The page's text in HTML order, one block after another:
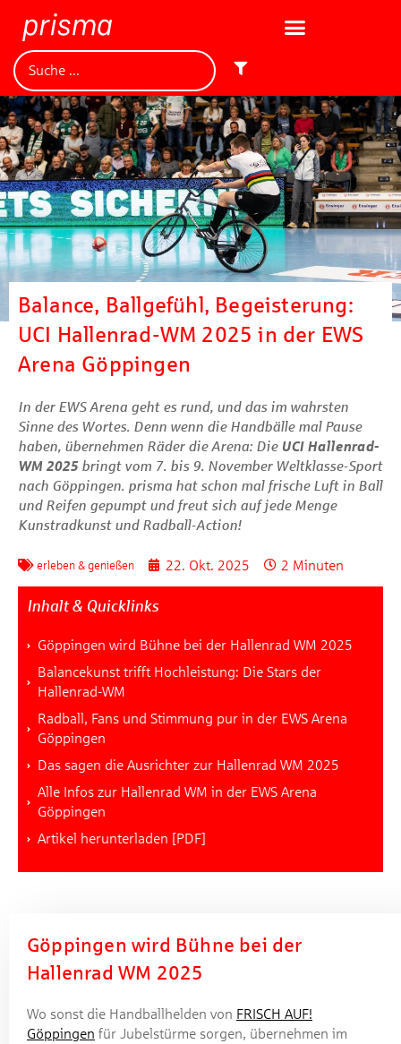
Balance, Ballgefühl, Begeisterung:
UCI Hallenrad-WM 2025 in der EWS
Arena Göppingen
In der EWS Arena geht es rund, und das im wahrsten
Sinne des Wortes. Denn wenn die Handbälle mal Pause
haben, übernehmen Räder die Arena: Die UCI Hallenrad-
WM 2025 bringt vom 7. bis 9. November Weltklasse-Sport
nach Göppingen. prisma hat schon mal frische Luft in Ball
und Reifen gepumpt und freut sich auf jede Menge
Kunstradkunst und Radball-Action!
erleben & genießen 22. Okt. 2025 2 Minuten
Inhalt & Quicklinks
Göppingen wird Bühne bei der Hallenrad WM 2025
Balancekunst trifft Hochleistung: Die Stars der
Hallenrad-WM
Radball, Fans und Stimmung pur in der EWS Arena
Göppingen
Das sagen die Ausrichter zur Hallenrad WM 2025
Alle Infos zur Hallenrad WM in der EWS Arena
Göppingen
Artikel herunterladen [PDF]
Göppingen wird Bühne bei der
Hallenrad WM 2025
Wo sonst die Handballhelden von FRISCH AUF!
Göppingen für Jubelstürme sorgen, übernehmen im